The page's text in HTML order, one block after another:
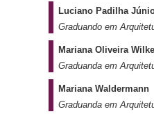
Luciano Padilha
Graduando em
Mariana Oliveira Wilke
Graduanda em
Mariana Waldermann
Graduanda em